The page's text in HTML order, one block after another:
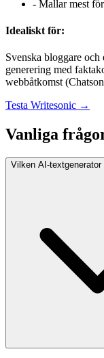
- Mallar mest
Idealiskt för:
Svenska bloggare
generering med
webbåtkomst
Testa Writesonic →
Vanliga
Vilken AI-